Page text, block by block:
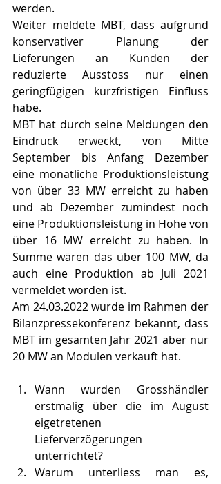
werden.
Weiter meldete MBT, dass aufgrund
konservativer Planung der
Lieferungen an Kunden der
reduzierte Ausstoss nur einen
geringfügigen kurzfristigen Einfluss
habe.
MBT hat durch seine Meldungen den
Eindruck erweckt, von Mitte
September bis Anfang Dezember
eine monatliche Produktionsleistung
von über 33 MW erreicht zu haben
und ab Dezember zumindest noch
eine Produktionsleistung in Höhe von
über 16 MW erreicht zu haben. In
Summe wären das über 100 MW, da
auch eine Produktion ab Juli 2021
vermeldet worden ist.
Am 24.03.2022 wurde im Rahmen der
Bilanzpressekonferenz bekannt, dass
MBT im gesamten Jahr 2021 aber nur
20 MW an Modulen verkauft hat.
Wann wurden Grosshändler
erstmalig über die im August
eigetretenen
Lieferverzögerungen
unterrichtet?
Warum unterliess man es,